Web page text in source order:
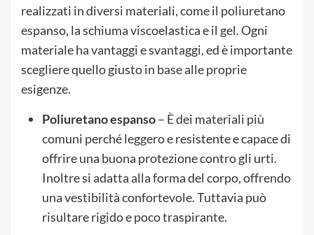
realizzati in diversi materiali, come il poliuretano
espanso, la schiuma viscoelastica e il gel. Ogni
materiale ha vantaggi e svantaggi, ed è importante
scegliere quello giusto in base alle proprie
esigenze.
Poliuretano espanso– È dei materiali più
comuni perché leggero e resistente e capace di
offrire una buona protezione contro gli urti.
Inoltre si adatta alla forma del corpo, offrendo
una vestibilità confortevole. Tuttavia può
risultare rigido e poco traspirante.